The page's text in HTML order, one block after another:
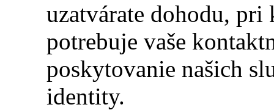
uzatvárate dohodu,
potrebuje vaše
poskytovanie našich
identity.